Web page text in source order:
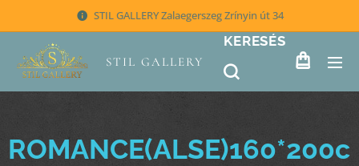
STIL GALLERY Zalaegerszeg Zrínyin út 34
STIL GALLERY
KERESÉS
ROMANCE(ALSE)160*200c